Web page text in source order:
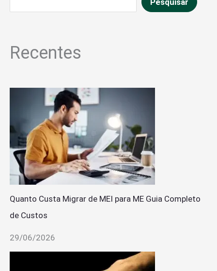
Recentes
Quanto Custa Migrar de MEI para ME Guia Completo
de Custos
29/06/2026